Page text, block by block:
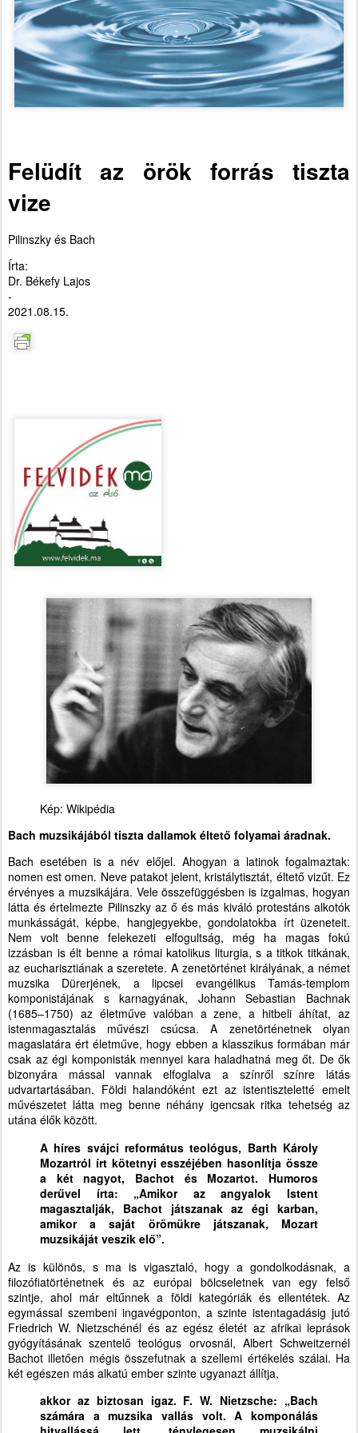
Felüdít az örök forrás tiszta
vize
Pilinszky és Bach
Írta:
Dr. Békefy Lajos
-
2021.08.15.
Kép: Wikipédia
Bach muzsikájából tiszta dallamok éltető folyamai áradnak.
Bach esetében is a név előjel. Ahogyan a latinok fogalmaztak:
nomen est omen. Neve patakot jelent, kristálytisztát, éltető vizűt. Ez
érvényes a muzsikájára. Vele összefüggésben is izgalmas, hogyan
látta és értelmezte Pilinszky az ő és más kiváló protestáns alkotók
munkásságát, képbe, hangjegyekbe, gondolatokba írt üzeneteit.
Nem volt benne felekezeti elfogultság, még ha magas fokú
izzásban is élt benne a római katolikus liturgia, s a titkok titkának,
az eucharisztiának a szeretete. A zenetörténet királyának, a német
muzsika Dürerjének, a lipcsei evangélikus Tamás-templom
komponistájának s karnagyának, Johann Sebastian Bachnak
(1685–1750) az életműve valóban a zene, a hitbeli áhítat, az
istenmagasztalás művészi csúcsa. A zenetörténetnek olyan
magaslatára ért életműve, hogy ebben a klasszikus formában már
csak az égi komponisták mennyei kara haladhatná meg őt. De ők
bizonyára mással vannak elfoglalva a színről színre látás
udvartartásában. Földi halandóként ezt az istentiszteletté emelt
művészetet látta meg benne néhány igencsak ritka tehetség az
utána élők között.
A híres svájci református teológus, Barth Károly
Mozartról írt kötetnyi esszéjében hasonlítja össze
a két nagyot, Bachot és Mozartot. Humoros
derűvel írta: „Amikor az angyalok Istent
magasztalják, Bachot játszanak az égi karban,
amikor a saját örömükre játszanak, Mozart
muzsikáját veszik elő”.
Az is különös, s ma is vigasztaló, hogy a gondolkodásnak, a
filozófiatörténetnek és az európai bölcseletnek van egy felső
szintje, ahol már eltűnnek a földi kategóriák és ellentétek. Az
egymással szembeni ingavégponton, a szinte istentagadásig jutó
Friedrich W. Nietzschénél és az egész életét az afrikai leprások
gyógyításának szentelő teológus orvosnál, Albert Schweitzernél
Bachot illetően mégis összefutnak a szellemi értékelés szálai. Ha
két egészen más alkatú ember szinte ugyanazt állítja,
akkor az biztosan igaz. F. W. Nietzsche: „Bach
számára a muzsika vallás volt. A komponálás